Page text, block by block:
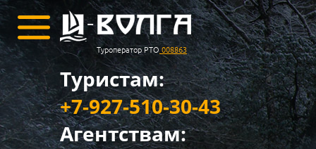
Туроператор РТО 008863
Туристам:
+7-927-510-30-43
Агентствам: